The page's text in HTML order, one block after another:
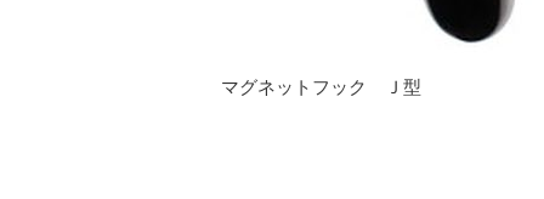
マグネットフック Ｊ型